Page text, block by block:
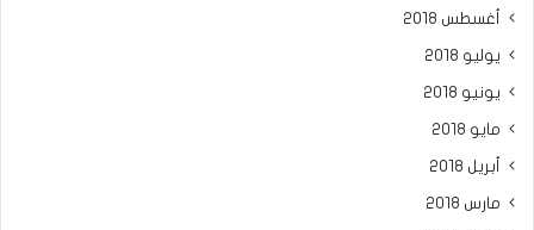
أغسطس 2018
يوليو 2018
يونيو 2018
مايو 2018
أبريل 2018
مارس 2018